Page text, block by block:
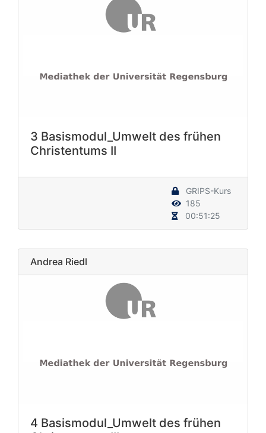
3 Basismodul_Umwelt des frühen
Christentums II
GRIPS-Kurs
185
00:51:25
Andrea Riedl
4 Basismodul_Umwelt des frühen